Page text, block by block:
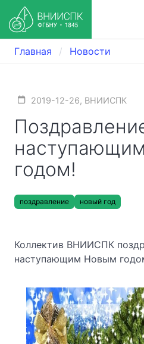
Главная Новости
2019-12-26, ВНИИСПК
годом!
поздравление новый год
Коллектив ВНИИСПК
наступающим Новым